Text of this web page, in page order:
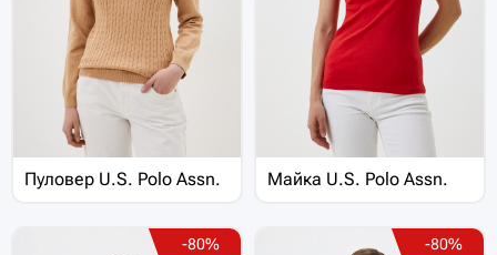
Пуловер U.S. Polo Assn. Майка U.S. Polo Assn.
-80% -80%